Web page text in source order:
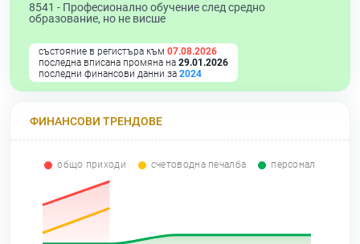
8541 - Професионално обучение след средно
образование, но не висше
състояние в регистъра към 07.08.2026
последна вписана промяна на 29.01.2026
последни финансови данни за 2024
ФИНАНСОВИ ТРЕНДОВЕ
общо приходи счетоводна печалба персонал